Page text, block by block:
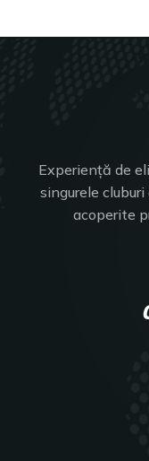
Experiență de
singurele
acoperite